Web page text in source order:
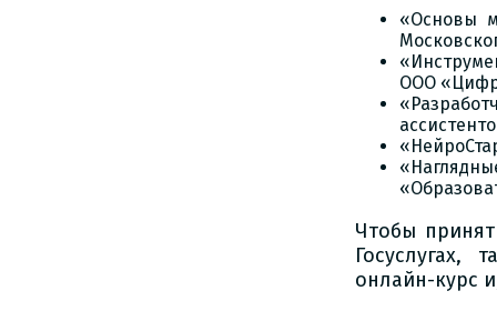
«Основы
ООО
Чтобы
Госуслугах,
онлайн-курс